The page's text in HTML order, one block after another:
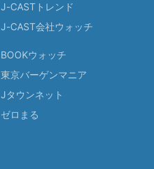
J-CASTトレンド
J-CAST会社ウォッチ
BOOKウォッチ
東京バーゲンマニア
Jタウンネット
ゼロまる